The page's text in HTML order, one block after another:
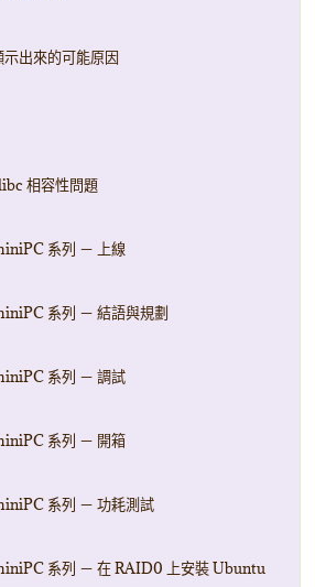
出來的可能原因
相容性問題
系列 － 上線
系列 － 結語與規劃
系列 － 調試
系列 － 開箱
系列 － 功耗測試
系列 － 在 RAID0 上安裝 Ubuntu